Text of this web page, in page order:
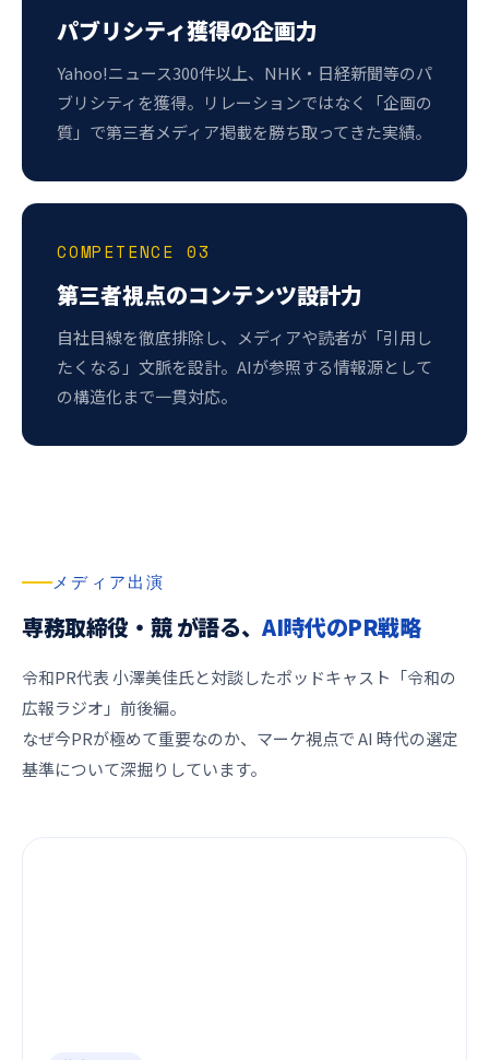
パブリシティ獲得の企画力
Yahoo!ニュース300件以上、NHK・日経新聞等のパ
ブリシティを獲得。リレーションではなく「企画の
質」で第三者メディア掲載を勝ち取ってきた実績。
COMPETENCE 03
第三者視点のコンテンツ設計力
自社目線を徹底排除し、メディアや読者が「引用し
たくなる」文脈を設計。AIが参照する情報源として
の構造化まで一貫対応。
メディア出演
専務取締役・競 が語る、AI時代のPR戦略
令和PR代表 小澤美佳氏と対談したポッドキャスト「令和の
広報ラジオ」前後編。
なぜ今PRが極めて重要なのか、マーケ視点で AI 時代の選定
基準について深掘りしています。